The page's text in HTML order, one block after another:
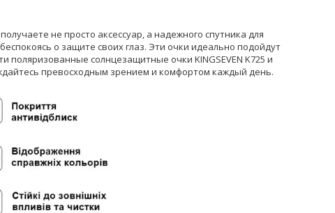
не просто аксессуар, а надежного спутника для
о защите своих глаз. Эти очки идеально подойдут
поляризованные солнцезащитные очки KINGSEVEN K725 и
превосходным зрением и комфортом каждый день.